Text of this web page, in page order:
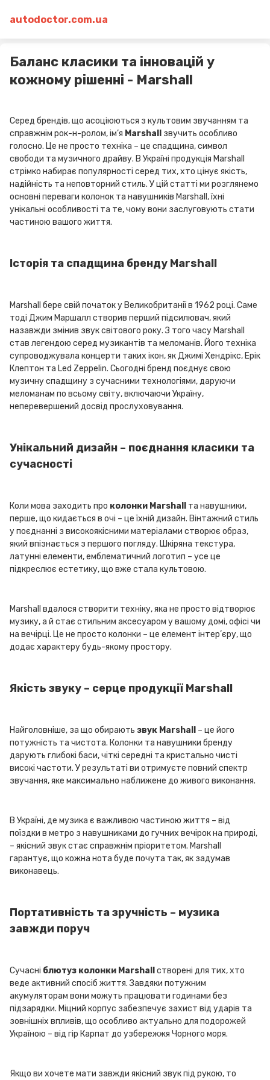
autodoctor.com.ua
Баланс класики та інновацій у
кожному рішенні - Marshall
Серед брендів, що асоціюються з культовим звучанням та
справжнім рок-н-ролом, ім’я Marshall
звучить особливо
голосно. Це не просто техніка – це спадщина, символ
свободи та музичного драйву. В Україні продукція Marshall
стрімко набирає популярності серед тих, хто цінує якість,
надійність та неповторний стиль. У цій статті ми розглянемо
основні переваги колонок та навушників Marshall, їхні
унікальні особливості та те, чому вони заслуговують стати
частиною вашого життя.
Історія та спадщина бренду Marshall
Marshall бере свій початок у Великобританії в 1962 році. Саме
тоді Джим Маршалл створив перший підсилювач, який
назавжди змінив звук світового року. З того часу Marshall
став легендою серед музикантів та меломанів. Його техніка
супроводжувала концерти таких ікон, як Джимі Хендрікс, Ерік
Клептон та Led Zeppelin. Сьогодні бренд поєднує свою
музичну спадщину з сучасними технологіями, даруючи
меломанам по всьому світу, включаючи Україну,
неперевершений досвід прослуховування.
Унікальний дизайн – поєднання класики та
сучасності
Коли мова заходить про колонки Marshall
та навушники,
перше, що кидається в очі – це їхній дизайн. Вінтажний стиль
у поєднанні з високоякісними матеріалами створює образ,
який впізнається з першого погляду. Шкіряна текстура,
латунні елементи, емблематичний логотип – усе це
підкреслює естетику, що вже стала культовою.
Marshall вдалося створити техніку, яка не просто відтворює
музику, а й стає стильним аксесуаром у вашому домі, офісі чи
на вечірці. Це не просто колонки – це елемент інтер’єру, що
додає характеру будь-якому простору.
Якість звуку – серце продукції Marshall
Найголовніше, за що обирають звук Marshall
– це його
потужність та чистота. Колонки та навушники бренду
дарують глибокі баси, чіткі середні та кристально чисті
високі частоти. У результаті ви отримуєте повний спектр
звучання, яке максимально наближене до живого виконання.
В Україні, де музика є важливою частиною життя – від
поїздки в метро з навушниками до гучних вечірок на природі,
– якісний звук стає справжнім пріоритетом. Marshall
гарантує, що кожна нота буде почута так, як задумав
виконавець.
Портативність та зручність – музика
завжди поруч
Сучасні блютуз колонки Marshall
створені для тих, хто
веде активний спосіб життя. Завдяки потужним
акумуляторам вони можуть працювати годинами без
підзарядки. Міцний корпус забезпечує захист від ударів та
зовнішніх впливів, що особливо актуально для подорожей
Україною – від гір Карпат до узбережжя Чорного моря.
Якщо ви хочете мати завжди якісний звук під рукою, то